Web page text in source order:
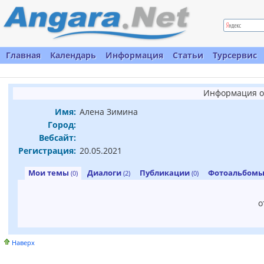
Главная Календарь Информация Статьи Турсервис
Информация
Имя: Алена Зимина
Город:
Вебсайт:
Регистрация: 20.05.2021
Мои темы (0) Диалоги (2) Публикации (0)
Наверх